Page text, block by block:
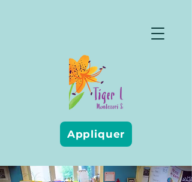
Appliquer